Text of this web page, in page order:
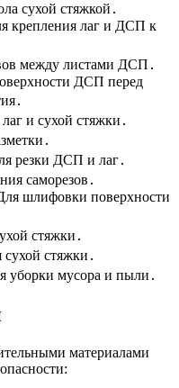
сухой стяжкой․
крепления лаг и ДСП к
между листами ДСП․
ДСП перед
и сухой стяжки․
резки ДСП и лаг․
саморезов․
шлифовки поверхности
стяжки․
стяжки․
уборки мусора и пыли․
материалами